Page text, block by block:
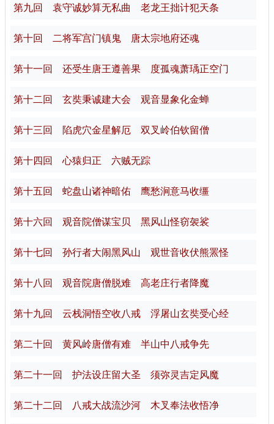
第九回 袁守诚妙算无私曲 老龙王拙计犯天条
第十回 二将军宫门镇鬼 唐太宗地府还魂
第十一回 还受生唐王遵善果 度孤魂萧瑀正空门
第十二回 玄奘秉诚建大会 观音显象化金蝉
第十三回 陷虎穴金星解厄 双叉岭伯钦留僧
第十四回 心猿归正 六贼无踪
第十五回 蛇盘山诸神暗佑 鹰愁涧意马收缰
第十六回 观音院僧谋宝贝 黑风山怪窃袈裟
第十七回 孙行者大闹黑风山 观世音收伏熊罴怪
第十八回 观音院唐僧脱难 高老庄行者降魔
第十九回 云栈洞悟空收八戒 浮屠山玄奘受心经
第二十回 黄风岭唐僧有难 半山中八戒争先
第二十一回 护法设庄留大圣 须弥灵吉定风魔
第二十二回 八戒大战流沙河 木叉奉法收悟净